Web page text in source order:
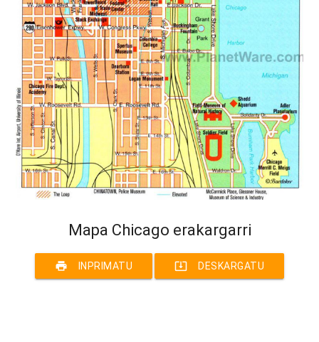
Mapa Chicago erakargarri
print INPRIMATU system_update_alt DESKARGATU